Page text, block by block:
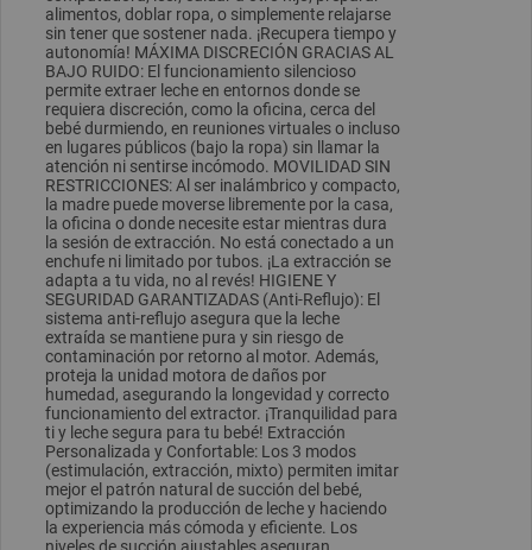
alimentos, doblar ropa, o simplemente relajarse
sin tener que sostener nada. ¡Recupera tiempo y
autonomía! MÁXIMA DISCRECIÓN GRACIAS AL
BAJO RUIDO: El funcionamiento silencioso
permite extraer leche en entornos donde se
requiera discreción, como la oficina, cerca del
bebé durmiendo, en reuniones virtuales o incluso
en lugares públicos (bajo la ropa) sin llamar la
atención ni sentirse incómodo. MOVILIDAD SIN
RESTRICCIONES: Al ser inalámbrico y compacto,
la madre puede moverse libremente por la casa,
la oficina o donde necesite estar mientras dura
la sesión de extracción. No está conectado a un
enchufe ni limitado por tubos. ¡La extracción se
adapta a tu vida, no al revés! HIGIENE Y
SEGURIDAD GARANTIZADAS (Anti-Reflujo): El
sistema anti-reflujo asegura que la leche
extraída se mantiene pura y sin riesgo de
contaminación por retorno al motor. Además,
proteja la unidad motora de daños por
humedad, asegurando la longevidad y correcto
funcionamiento del extractor. ¡Tranquilidad para
ti y leche segura para tu bebé! Extracción
Personalizada y Confortable: Los 3 modos
(estimulación, extracción, mixto) permiten imitar
mejor el patrón natural de succión del bebé,
optimizando la producción de leche y haciendo
la experiencia más cómoda y eficiente. Los
niveles de succión ajustables aseguran